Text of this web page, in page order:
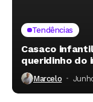
Tendências
Casaco
queridinho do
Marcelo